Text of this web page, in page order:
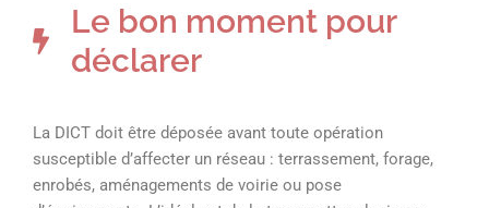
Le bon moment pour
déclarer
La DICT doit être déposée avant toute opération
susceptible d’affecter un réseau : terrassement, forage,
enrobés, aménagements de voirie ou pose